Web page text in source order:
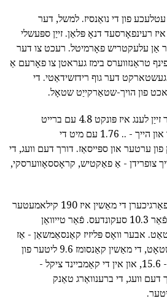
עטלעכע פון די נואַנסיז. למשל, דער
רעינפאָרסעד דנאָ פּלאַן. זייַן ספּעשלי
אַן עלעקטריש פאָרמיטל. רעכט צו דער
טראַנזווערס בימז געראטן צו פאָרעם אַ
געשטארקט דער גוף רידזשידאַטי. די
פון הויך-שטאַרקייַט שטאָל.
די מאַשין מיינט גרויס, אָבער זייַן לענג איז פּונקט 4.8 עם ברייט
פאָרמיטל איז 1.93 מעטער און הייך - .. 1.76 עם מיט די
ערטער און ספּייסאַז. דורך דעם וועג, די
צופרידן - אַ פאַקטיש, קראָססאָווערסקי,
מאַקסימום, צו וואָס קענען פאַרגיכערן די מאַשין איז 190 קילאמעטער
/ ה. צו "הונדערט" עס געץ פֿאַר 10.3 סעקונדעס. פֿאַר טייוואַן
אבער וואָס פּליזיז קאַנסאַמשאַן - אַז
ס 'מער וויכטיק. אַרויס די שטאָט, די מאַשין קאַנסומז 9.6 ליטער פון
ברענוואַרג אין דער שטאָט - 15.6, און אין די קאַמביינד ציקל -
ליטער. דורך דעם וועג, די ברענוואַרג טאַנק